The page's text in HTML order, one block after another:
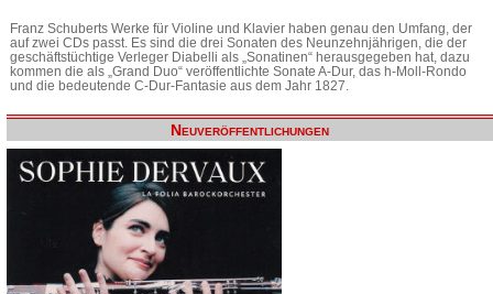
Franz Schuberts Werke für Violine und Klavier haben genau den Umfang, der
auf zwei CDs passt. Es sind die drei Sonaten des Neunzehnjährigen, die der
geschäftstüchtige Verleger Diabelli als „Sonatinen“ herausgegeben hat, dazu
kommen die als „Grand Duo“ veröffentlichte Sonate A-Dur, das h-Moll-Rondo
und die bedeutende C-Dur-Fantasie aus dem Jahr 1827.
Neuveröffentlichungen